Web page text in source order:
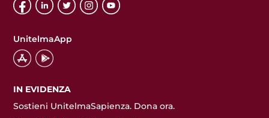
UnitelmaApp
IN EVIDENZA
Sostieni UnitelmaSapienza. Dona ora.